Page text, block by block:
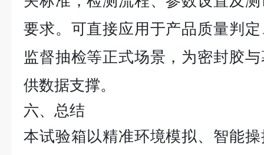
要求。可直接应用于产品质量判
监督抽检等正式场景，为密封胶
供数据支撑。
六、总结
本试验箱以精准环境模拟、智能